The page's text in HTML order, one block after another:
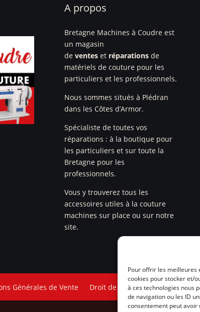
Pour offrir les meilleures
cookies pour stocker et/
à ces technologies nous
de navigation ou les ID
consentement peut
A propos
Bretagne Machines à Coudre est
un magasin
de ventes et réparations de
matériels de couture pour les
particuliers et les professionnels.
Nous sommes situés à Plédran
dans les Côtes d’Armor.
Spécialiste de toutes vos
réparations : à la boutique pour
les particuliers et sur toute la
Bretagne pour les
professionnels.
Vous y trouverez tous les
accessoires utiles à la couture
machines sur place ou sur notre
site.
Générales de Vente Droit de rétractation Politique